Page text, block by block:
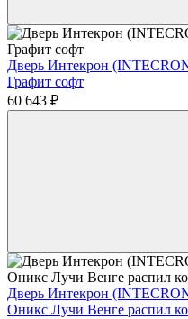
Дверь Интекрон
Графит софт
60 643 ₽
Дверь Интекрон
Оникс Лучи Венге распил